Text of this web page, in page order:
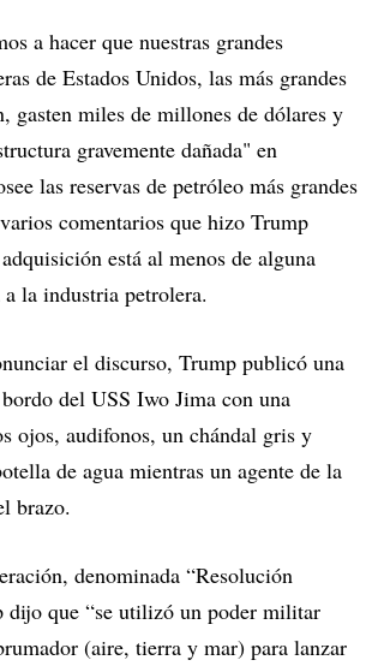
a hacer que nuestras grandes
de Estados Unidos, las más grandes
gasten miles de millones de dólares y
gravemente dañada" en
las reservas de petróleo más grandes
comentarios que hizo Trump
está al menos de alguna
la industria petrolera.
el discurso, Trump publicó una
del USS Iwo Jima con una
ojos, audifonos, un chándal gris y
de agua mientras un agente de la
brazo.
denominada “Resolución
dijo que “se utilizó un poder militar
(aire, tierra y mar) para lanzar